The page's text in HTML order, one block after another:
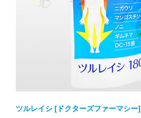
ツルレイシ [ドクターズファーマシー]